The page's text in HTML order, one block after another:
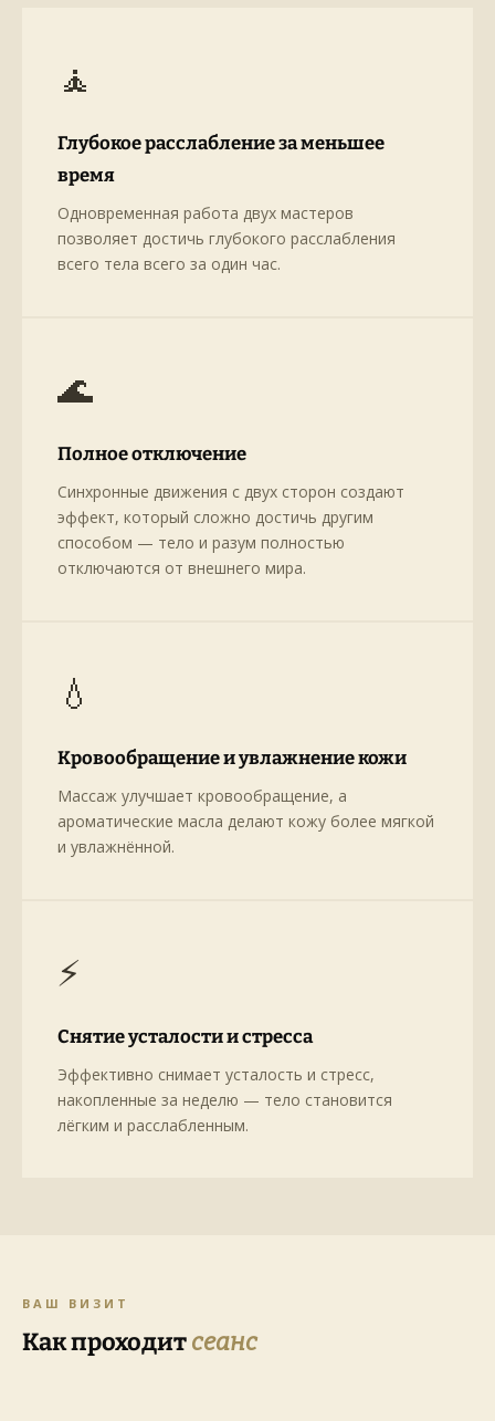
🧘
Глубокое расслабление за меньшее
время
Одновременная работа двух мастеров
позволяет достичь глубокого расслабления
всего тела всего за один час.
🌊
Полное отключение
Синхронные движения с двух сторон создают
эффект, который сложно достичь другим
способом — тело и разум полностью
отключаются от внешнего мира.
💧
Кровообращение и увлажнение кожи
Массаж улучшает кровообращение, а
ароматические масла делают кожу более мягкой
и увлажнённой.
⚡
Снятие усталости и стресса
Эффективно снимает усталость и стресс,
накопленные за неделю — тело становится
лёгким и расслабленным.
ВАШ ВИЗИТ
Как проходитсеанс